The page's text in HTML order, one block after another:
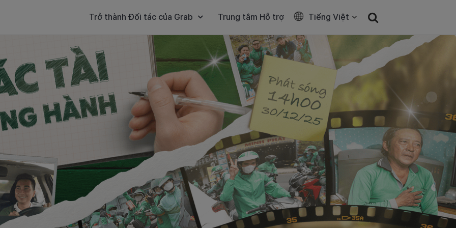
Trở thành Đối tác của Grab Trung tâm Hỗ trợ Tiếng Việt